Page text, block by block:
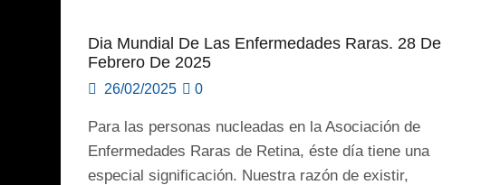
Dia Mundial De Las Enfermedades Raras. 28 De
Febrero De 2025
26/02/2025 0
Para las personas nucleadas en la Asociación de
Enfermedades Raras de Retina, éste día tiene una
especial significación. Nuestra razón de existir,